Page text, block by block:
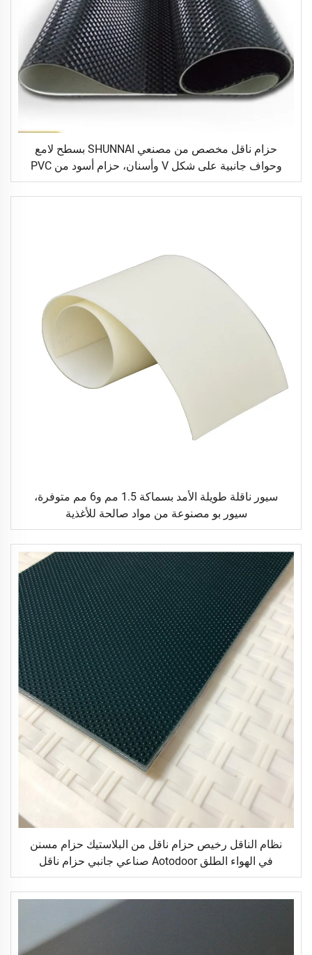
حزام ناقل مخصص من مصنعي SHUNNAI بسطح لامع
وحواف جانبية على شكل V وأسنان، حزام أسود من PVC
ومطاط خشن السطح لآلة المشي الرياضية
سيور ناقلة طويلة الأمد بسماكة 1.5 مم و6 مم متوفرة،
سيور بو مصنوعة من مواد صالحة للأغذية
نظام الناقل رخيص حزام ناقل من البلاستيك حزام مسنن
في الهواء الطلق Aotodoor صناعي جانبي حزام ناقل